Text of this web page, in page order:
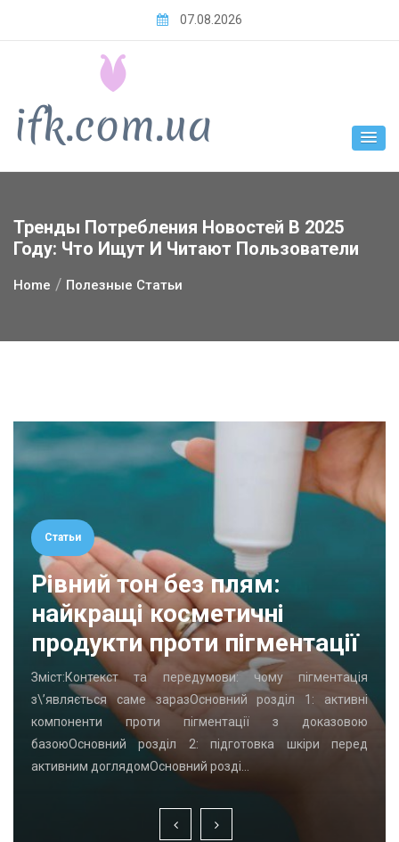
07.08.2026
Тренды Потребления Новостей В 2025
Году: Что Ищут И Читают Пользователи
Home Полезные Статьи
Статьи
Рівний тон без плям:
найкращі косметичні
продукти проти пігментації
Зміст:Контекст та передумови: чому пігментація
з\’являється саме заразОсновний розділ 1: активні
компоненти проти пігментації з доказовою
базоюОсновний розділ 2: підготовка шкіри перед
активним доглядомОсновний розді…